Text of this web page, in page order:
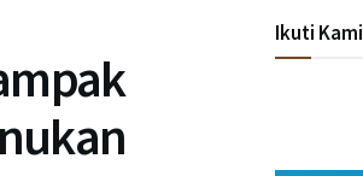
Ikuti Kami